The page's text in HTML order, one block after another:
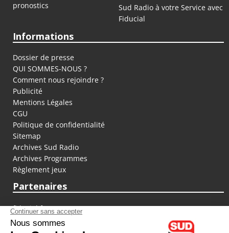
pronostics
Sud Radio à votre Service avec
Fiducial
Informations
Dossier de presse
QUI SOMMES-NOUS ?
Comment nous rejoindre ?
Publicité
Mentions Légales
CGU
Politique de confidentialité
Sitemap
Archives Sud Radio
Archives Programmes
Règlement jeux
Partenaires
fiducial.fr
lyoncapitale.fr